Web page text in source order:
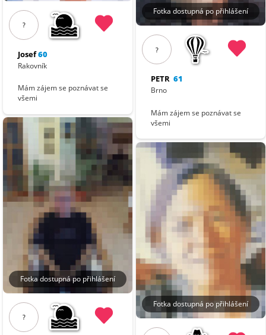
?
Josef60
Rakovník
Mám zájem se poznávat se
všemi
Fotka dostupná po přihlášení
?
Fotka dostupná po přihlášení
?
PETR 61
Brno
Mám zájem se poznávat se
všemi
Fotka dostupná po přihlášení